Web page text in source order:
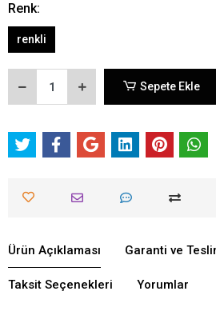
Renk:
renkli
Sepete Ekle
Ürün Açıklaması Garanti ve
Taksit Seçenekleri Yorumlar